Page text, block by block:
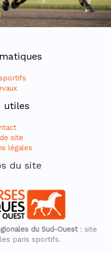
utiles
site
légales
du site
du Sud-Ouest: site
paris sportifs.